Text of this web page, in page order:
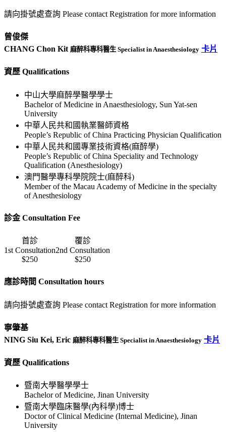
請向掛號處查詢 Please contact Registration for more information
曾俊傑
CHANG Chon Kit 麻醉科專科醫生 Specialist in Anaesthesiology 卡片
資歷 Qualifications
中山大學麻醉學醫學學士
Bachelor of Medicine in Anaesthesiology, Sun Yat-sen
University
中華人民共和國執業醫師資格
People’s Republic of China Practicing Physician Qualification
中華人民共和國專業技術資格(麻醉學)
People’s Republic of China Speciality and Technology
Qualification (Anesthesiology)
澳門醫學專科學院院士(麻醉科)
Member of the Macau Academy of Medicine in the specialty
of Anesthesiology
診金 Consultation Fee
首診
1st Consultation
覆診
2nd Consultation
$250
$250
應診時間 Consultation hours
請向掛號處查詢 Please contact Registration for more information
寧肇基
NING Siu Kei, Eric 麻醉科專科醫生 Specialist in Anaesthesiology 卡片
資歷 Qualifications
暨南大學醫學學士
Bachelor of Medicine, Jinan University
暨南大學臨床醫學(內科學)博士
Doctor of Clinical Medicine (Internal Medicine), Jinan
University